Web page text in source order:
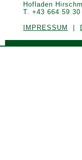
Hofladen
T. +43 664 59
IMPRESSUM